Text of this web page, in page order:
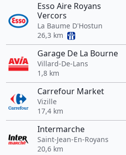
Esso Aire Royans
Vercors
La Baume D'Hostun
26,3 km
Garage De La Bourne
Villard-De-Lans
1,8 km
Carrefour Market
Vizille
17,4 km
Intermarche
Saint-Jean-En-Royans
20,6 km